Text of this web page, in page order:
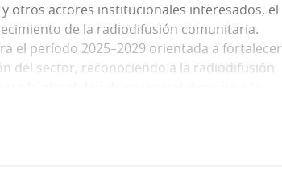
otros actores institucionales interesados, el
de la radiodifusión comunitaria.
el período 2025–2029 orientada a fortalecer
del sector, reconociendo a la radiodifusión